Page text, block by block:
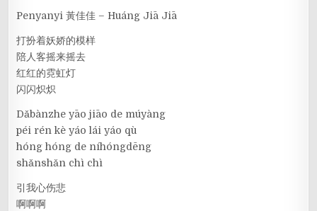
Penyanyi 黃佳佳 – Huáng Jiā Jiā
打扮着妖娇的模样
陪人客摇来摇去
红红的霓虹灯
闪闪炽炽
Dǎbànzhe yāo jiāo de múyàng
péi rén kè yáo lái yáo qù
hóng hóng de níhóngdēng
shǎnshǎn chì chì
引我心伤悲
啊啊啊